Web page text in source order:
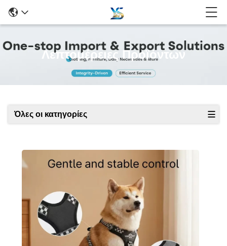
Λεπτομέρειες Προϊόντων
Όλες οι κατηγορίες